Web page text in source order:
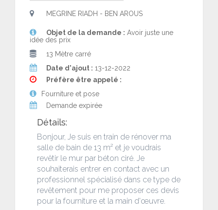
MEGRINE RIADH - BEN AROUS
Objet de la demande : Avoir juste une
idée des prix
13 Mètre carré
Date d'ajout : 13-12-2022
Préfère être appelé :
Fourniture et pose
Demande expirée
Détails:
Bonjour, Je suis en train de rénover ma
salle de bain de 13 m² et je voudrais
revêtir le mur par béton ciré. Je
souhaiterais entrer en contact avec un
professionnel spécialisé dans ce type de
revêtement pour me proposer ces devis
pour la fourniture et la main d'œuvre.